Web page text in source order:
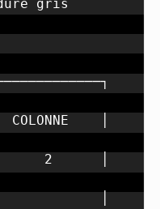
gris
│
2      │